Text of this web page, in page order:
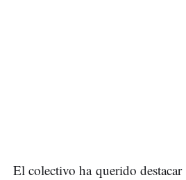
El colectivo ha querido